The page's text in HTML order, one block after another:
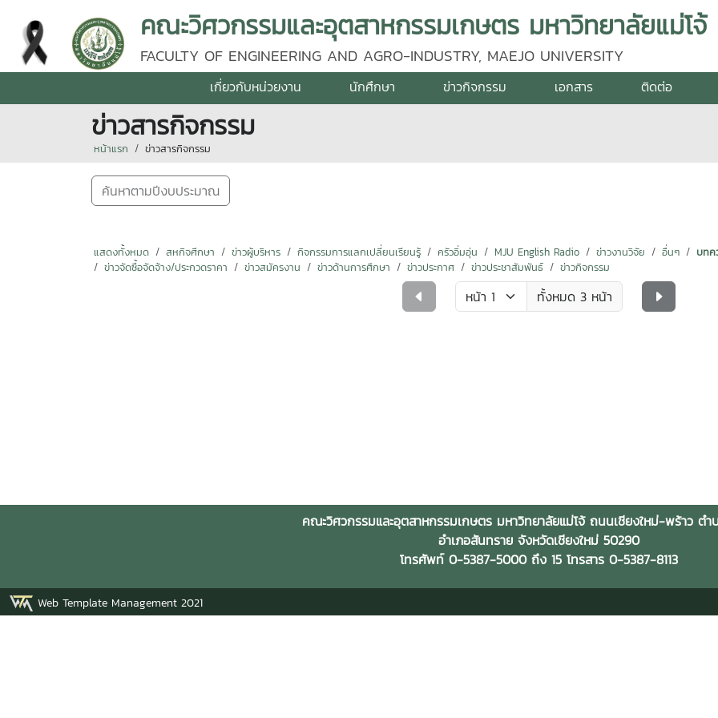
คณะวิศวกรรมและอุตสาหกรรมเกษตร มหาวิทยาลัยแม่โจ้
FACULTY OF ENGINEERING AND AGRO-INDUSTRY, MAEJO UNIVERSITY
เกี่ยวกับหน่วยงาน นักศึกษา ข่าวกิจกรรม เอกสาร ติดต่อ
ข่าวสารกิจกรรม
หน้าแรก ข่าวสารกิจกรรม
ค้นหาตามปีงบประมาณ
แสดงทั้งหมด สหกิจศึกษา ข่าวผู้บริหาร กิจกรรมการแลกเปลี่ยนเรียนรู้ ครัวอิ่มอุ่น MJU English Radio ข่าวงานวิจัย อื่นๆ บทค
ข่าวจัดซื้อจัดจ้าง/ประกวดราคา
ข่าวสมัครงาน ข่าวด้านการศึกษา ข่าวประกาศ ข่าวประชาสัมพันธ์ ข่าวกิจกรรม
ทั้งหมด 3 หน้า
คณะวิศวกรรมและอุตสาหกรรมเกษตร มหาวิทยาลัยแม่โจ้ ถนนเชียงใหม่-พร้าว ตำ
อำเภอสันทราย จังหวัดเชียงใหม่ 50290
โทรศัพท์ 0-5387-5000 ถึง 15 โทรสาร 0-5387-8113
Web Template Management 2021